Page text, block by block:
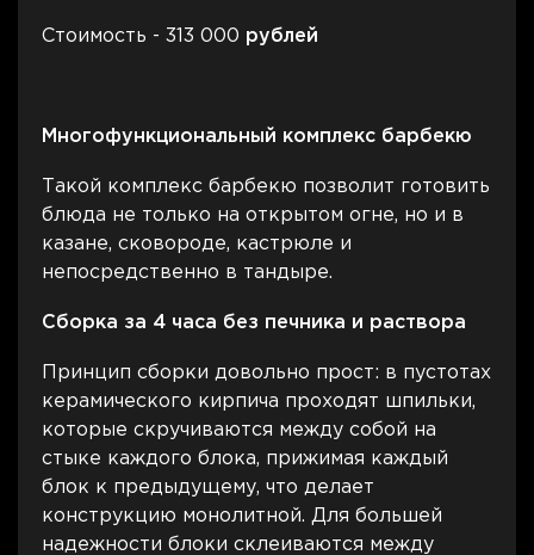
Стоимость - 313 000 рублей
Многофункциональный комплекс барбекю
Такой комплекс барбекю позволит готовить
блюда не только на открытом огне, но и в
казане, сковороде, кастрюле и
непосредственно в тандыре.
Сборка за 4 часа без печника и раствора
Принцип сборки довольно прост: в пустотах
керамического кирпича проходят шпильки,
которые скручиваются между собой на
стыке каждого блока, прижимая каждый
блок к предыдущему, что делает
конструкцию монолитной. Для большей
надежности блоки склеиваются между